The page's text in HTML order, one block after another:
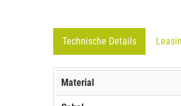
Technische Details
Material